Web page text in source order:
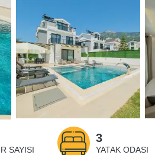
SAYISI
3
YATAK ODASI